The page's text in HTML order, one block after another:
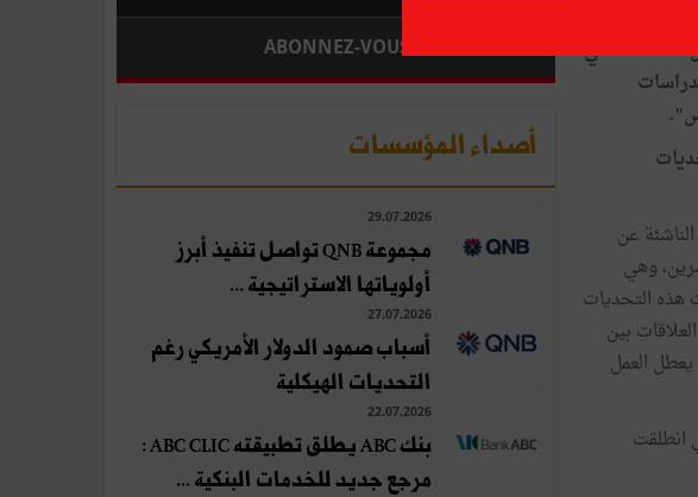
عدّة سنوات، من
التي
عن
وهي
هذه التحديات
بين
العمل
انطلقت
ABONNEZ-VOUS
أصداء المؤسسات
29.07.2026
مجموعة QNB تواصل تنفيذ أبرز
أولوياتها الاستراتيجية ...
27.07.2026
أسباب صمود الدولار الأمريكي رغم
التحديات الهيكلية
22.07.2026
بنك ABC يطلق تطبيقته ABC CLIC :
مرجع جديد للخدمات البنكية ...